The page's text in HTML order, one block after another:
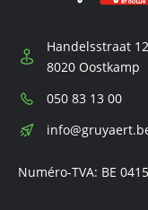
Handelsstraat 12
8020 Oostkamp
Téléphone:
050 83 13 00
E-
Numéro-TVA: BE